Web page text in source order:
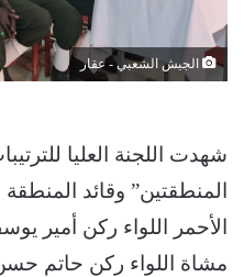
الجيش الشعبي - عقار
شهدت اللجنة العليا
المنطقتين” وقائد المنطقة
الأحمر اللواء ركن أمير
مشاة اللواء ركن حاتم